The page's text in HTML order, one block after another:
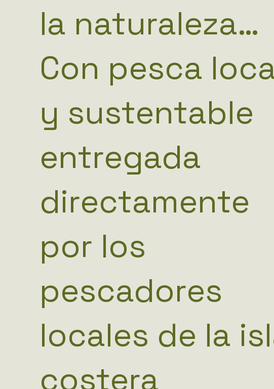
la naturaleza…
Con pesca
y sustentable
entregada
directamente
por los
pescadores
locales de la
costera